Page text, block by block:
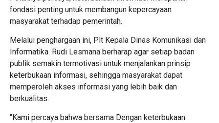
fondasi penting untuk membangun kepercayaan
masyarakat terhadap pemerintah.
Melalui penghargaan ini, Plt Kepala Dinas Komunikasi dan
Informatika. Rudi Lesmana berharap agar setiap badan
publik semakin termotivasi untuk menjalankan prinsip
keterbukaan informasi, sehingga masyarakat dapat
memperoleh akses informasi yang lebih baik dan
berkualitas.
“Kami percaya bahwa bersama Dengan keterbukaan